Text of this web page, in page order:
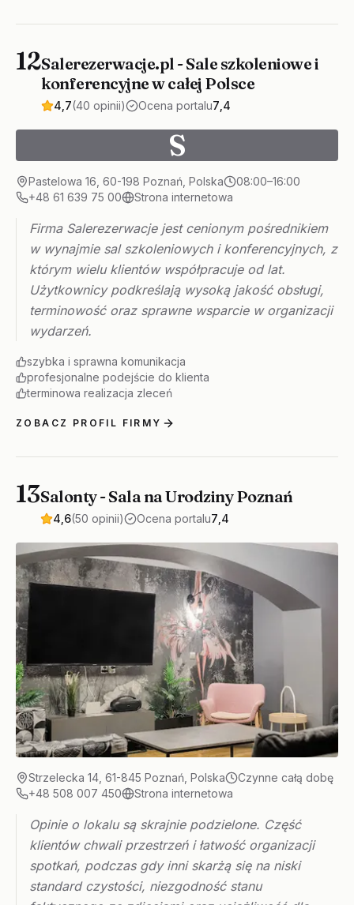
12Salerezerwacje.pl - Sale szkoleniowe i
konferencyjne w całej Polsce
4,7(40 opinii) Ocena portalu7,4
S
Pastelowa 16, 60-198 Poznań, Polska
08:00–16:00
+48 61 639 75 00
Strona internetowa
Firma Salerezerwacje jest cenionym pośrednikiem
w wynajmie sal szkoleniowych i konferencyjnych, z
którym wielu klientów współpracuje od lat.
Użytkownicy podkreślają wysoką jakość obsługi,
terminowość oraz sprawne wsparcie w organizacji
wydarzeń.
szybka i sprawna komunikacja
profesjonalne podejście do klienta
terminowa realizacja zleceń
ZOBACZ PROFIL FIRMY
13Salonty - Sala na Urodziny Poznań
4,6(50 opinii) Ocena portalu7,4
Strzelecka 14, 61-845 Poznań, Polska
Czynne całą dobę
+48 508 007 450
Strona internetowa
Opinie o lokalu są skrajnie podzielone. Część
klientów chwali przestrzeń i łatwość organizacji
spotkań, podczas gdy inni skarżą się na niski
standard czystości, niezgodność stanu